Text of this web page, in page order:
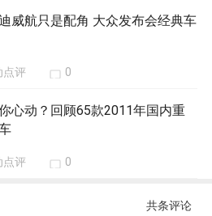
威航只是配角 大众发布会经典车
点评 0
心动？回顾65款2011年国内重
点评 0
共条评论